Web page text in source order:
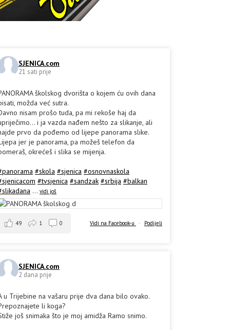
SJENICA.com
21 sati prije
školskog dvorišta o kojem ću ovih dana
možda već sutra.
nisam prošo tuda, pa mi rekoše haj da
i ja vazda nađem nešto za slikanje, ali
prvo da pođemo od lijepe panorama slike.
jer je panorama, pa možeš telefon da
okrećeš i slika se mijenja.
#skola #sjenica #osnovnaskola
#tvsjenica #sandzak #srbija #balkan
... vidi još
Vidi na Facebook-u · Podijeli
49 1 0
SJENICA.com
2 dana prije
u Trijebine na vašaru prije dva dana bilo ovako.
li koga?
još snimaka što je moj amidža Ramo snimo.